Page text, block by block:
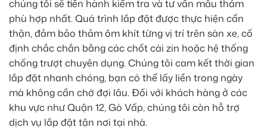
chúng tôi sẽ tiến hành kiểm tra và tư vấn mẫu thảm
phù hợp nhất. Quá trình lắp đặt được thực hiện cẩn
thận, đảm bảo thảm ôm khít từng vị trí trên sàn xe, cố
định chắc chắn bằng các chốt cài zin hoặc hệ thống
chống trượt chuyên dụng. Chúng tôi cam kết thời gian
lắp đặt nhanh chóng, bạn có thể lấy liền trong ngày
mà không cần chờ đợi lâu. Đối với khách hàng ở các
khu vực nhưQuận 12,Gò Vấp, chúng tôi còn hỗ trợ
dịch vụ lắp đặt tận nơi tại nhà.